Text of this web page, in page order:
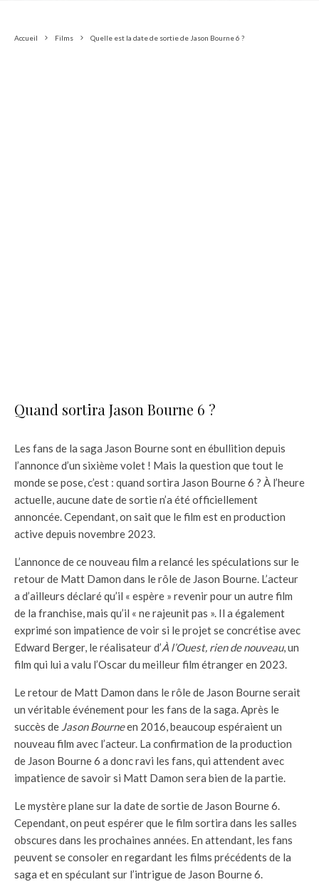
Accueil Films Quelle est la date de sortie de Jason Bourne 6 ?
Quand sortira Jason Bourne 6 ?
Les fans de la saga Jason Bourne sont en ébullition depuis
l’annonce d’un sixième volet ! Mais la question que tout le
monde se pose, c’est : quand sortira Jason Bourne 6 ? À l’heure
actuelle, aucune date de sortie n’a été officiellement
annoncée. Cependant, on sait que le film est en production
active depuis novembre 2023.
L’annonce de ce nouveau film a relancé les spéculations sur le
retour de Matt Damon dans le rôle de Jason Bourne. L’acteur
a d’ailleurs déclaré qu’il « espère » revenir pour un autre film
de la franchise, mais qu’il « ne rajeunit pas ». Il a également
exprimé son impatience de voir si le projet se concrétise avec
Edward Berger, le réalisateur d’À l’Ouest, rien de nouveau, un
film qui lui a valu l’Oscar du meilleur film étranger en 2023.
Le retour de Matt Damon dans le rôle de Jason Bourne serait
un véritable événement pour les fans de la saga. Après le
succès de Jason Bourneen 2016, beaucoup espéraient un
nouveau film avec l’acteur. La confirmation de la production
de Jason Bourne 6 a donc ravi les fans, qui attendent avec
impatience de savoir si Matt Damon sera bien de la partie.
Le mystère plane sur la date de sortie de Jason Bourne 6.
Cependant, on peut espérer que le film sortira dans les salles
obscures dans les prochaines années. En attendant, les fans
peuvent se consoler en regardant les films précédents de la
saga et en spéculant sur l’intrigue de Jason Bourne 6.